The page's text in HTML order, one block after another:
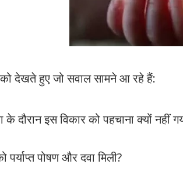
को देखते हुए जो सवाल सामने आ रहे हैं:
के दौरान इस विकार को पहचाना क्यों नहीं
पर्याप्त पोषण और दवा मिली?